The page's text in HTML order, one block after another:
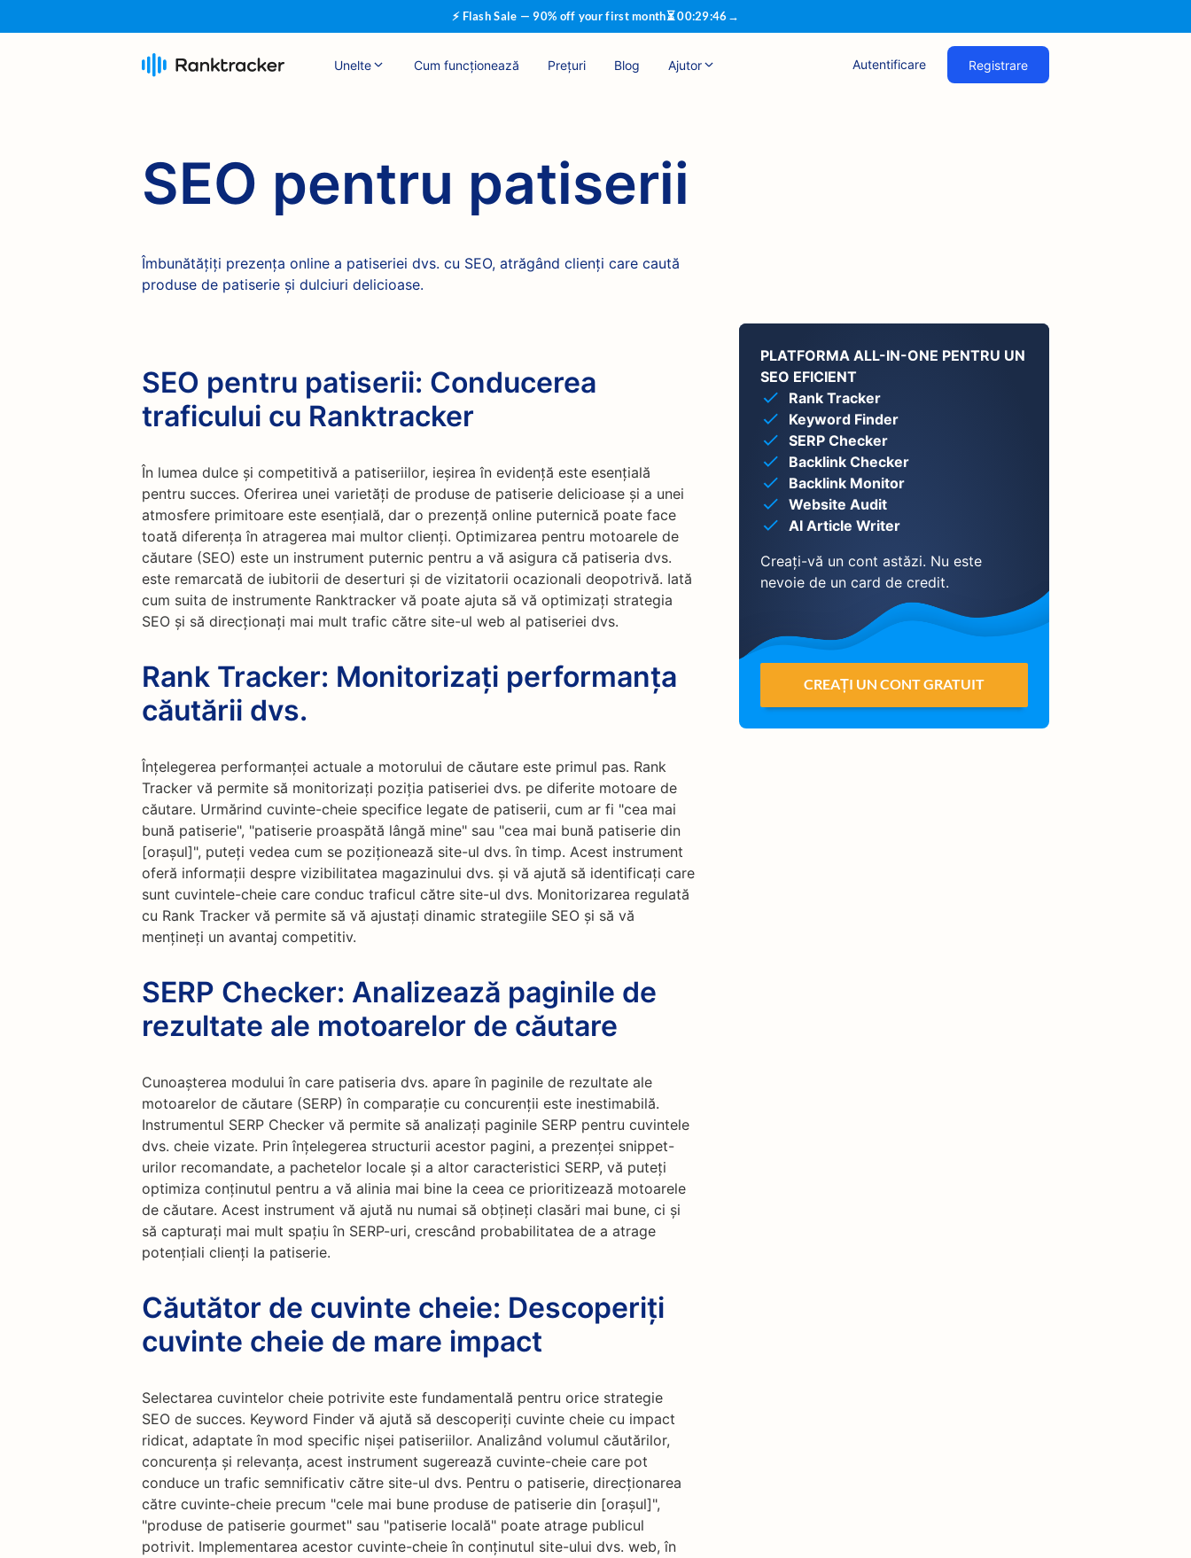
⚡ Flash Sale — 90% off your first month⏳00:29:45 →
Unelte Cum funcționează Prețuri Blog Ajutor Autentificare Registrare
SEO pentru patiserii
Îmbunătățiți prezența online a patiseriei dvs. cu SEO, atrăgând clienți care caută
produse de patiserie și dulciuri delicioase.
SEO pentru patiserii: Conducerea
traficului cu Ranktracker
În lumea dulce și competitivă a patiseriilor, ieșirea în evidență este esențială
pentru succes. Oferirea unei varietăți de produse de patiserie delicioase și a unei
atmosfere primitoare este esențială, dar o prezență online puternică poate face
toată diferența în atragerea mai multor clienți. Optimizarea pentru motoarele de
căutare (SEO) este un instrument puternic pentru a vă asigura că patiseria dvs.
este remarcată de iubitorii de deserturi și de vizitatorii ocazionali deopotrivă. Iată
cum suita de instrumente Ranktracker vă poate ajuta să vă optimizați strategia
SEO și să direcționați mai mult trafic către site-ul web al patiseriei dvs.
Rank Tracker: Monitorizați performanța
căutării dvs.
Înțelegerea performanței actuale a motorului de căutare este primul pas. Rank
Tracker vă permite să monitorizați poziția patiseriei dvs. pe diferite motoare de
căutare. Urmărind cuvinte-cheie specifice legate de patiserii, cum ar fi "cea mai
bună patiserie", "patiserie proaspătă lângă mine" sau "cea mai bună patiserie din
[orașul]", puteți vedea cum se poziționează site-ul dvs. în timp. Acest instrument
oferă informații despre vizibilitatea magazinului dvs. și vă ajută să identificați care
sunt cuvintele-cheie care conduc traficul către site-ul dvs. Monitorizarea regulată
cu Rank Tracker vă permite să vă ajustați dinamic strategiile SEO și să vă
mențineți un avantaj competitiv.
SERP Checker: Analizează paginile de
rezultate ale motoarelor de căutare
Cunoașterea modului în care patiseria dvs. apare în paginile de rezultate ale
motoarelor de căutare (SERP) în comparație cu concurenții este inestimabilă.
Instrumentul SERP Checker vă permite să analizați paginile SERP pentru cuvintele
dvs. cheie vizate. Prin înțelegerea structurii acestor pagini, a prezenței snippet-
urilor recomandate, a pachetelor locale și a altor caracteristici SERP, vă puteți
optimiza conținutul pentru a vă alinia mai bine la ceea ce prioritizează motoarele
de căutare. Acest instrument vă ajută nu numai să obțineți clasări mai bune, ci și
să capturați mai mult spațiu în SERP-uri, crescând probabilitatea de a atrage
potențiali clienți la patiserie.
Căutător de cuvinte cheie: Descoperiți
cuvinte cheie de mare impact
Selectarea cuvintelor cheie potrivite este fundamentală pentru orice strategie
SEO de succes. Keyword Finder vă ajută să descoperiți cuvinte cheie cu impact
ridicat, adaptate în mod specific nișei patiseriilor. Analizând volumul căutărilor,
concurența și relevanța, acest instrument sugerează cuvinte-cheie care pot
conduce un trafic semnificativ către site-ul dvs. Pentru o patiserie, direcționarea
către cuvinte-cheie precum "cele mai bune produse de patiserie din [orașul]",
"produse de patiserie gourmet" sau "patiserie locală" poate atrage publicul
potrivit. Implementarea acestor cuvinte-cheie în conținutul site-ului dvs. web, în
PLATFORMA ALL-IN-ONE PENTRU UN
SEO EFICIENT
Rank Tracker
Keyword Finder
SERP Checker
Backlink Checker
Backlink Monitor
Website Audit
AI Article Writer
Creați-vă un cont astăzi. Nu este
nevoie de un card de credit.
CREAȚI UN CONT GRATUIT